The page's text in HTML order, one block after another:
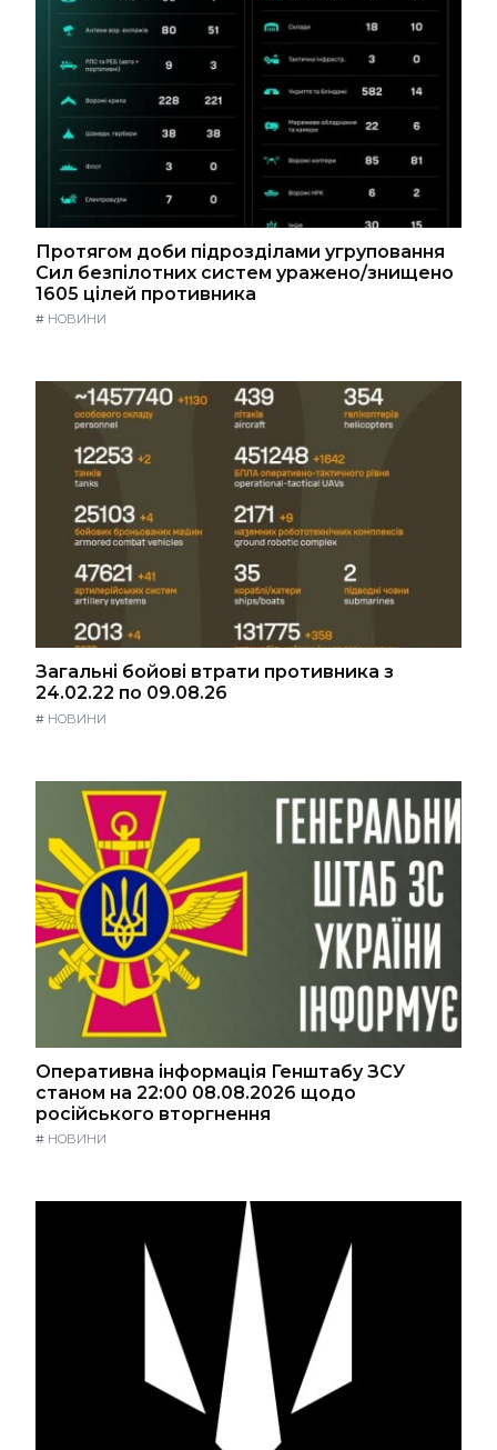
Протягом доби підрозділами угруповання
Сил безпілотних систем уражено/знищено
1605 цілей противника
# НОВИНИ
Загальні бойові втрати противника з
24.02.22 по 09.08.26
# НОВИНИ
Оперативна інформація Генштабу ЗСУ
станом на 22:00 08.08.2026 щодо
російського вторгнення
# НОВИНИ